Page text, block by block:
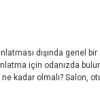
dışında genel
için odanızda
kadar olmalı? Salon,